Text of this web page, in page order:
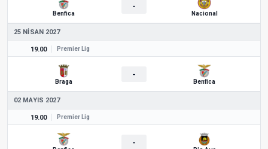
Benfica
-
Nacional
25 NISAN 2027
19.00 Premier Lig
Braga
-
Benfica
02 MAYIS 2027
19.00 Premier Lig
-